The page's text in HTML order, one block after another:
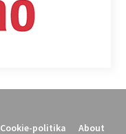
Cookie-politika About